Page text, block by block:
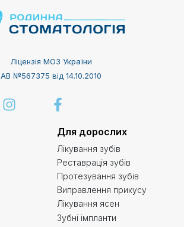
Ліцензія МОЗ України
АВ №567375 від 14.10.2010
Для дорослих
Лікування зубів
Реставрація зубів
Протезування зубів
Виправлення прикусу
Лікування ясен
Зубні імпланти